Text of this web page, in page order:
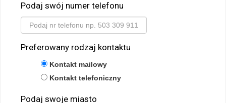
Podaj swój numer telefonu
Preferowany rodzaj kontaktu
Kontakt mailowy
Kontakt telefoniczny
Podaj swoje miasto